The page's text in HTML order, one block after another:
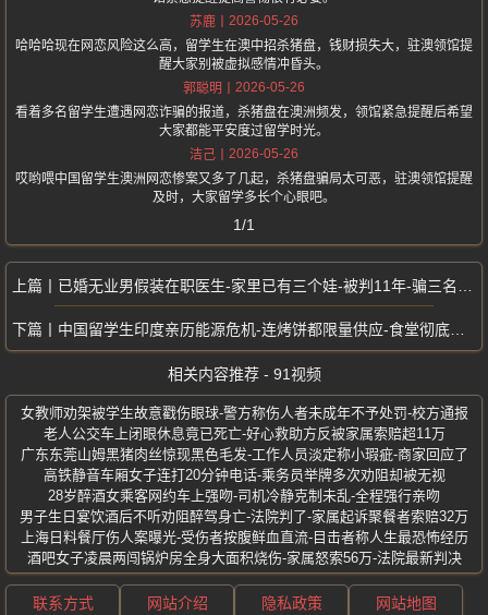
苏鹿
2026-05-26
哈哈哈现在网恋风险这么高，留学生在澳中招杀猪盘，钱财损失大，驻澳领馆提
醒大家别被虚拟感情冲昏头。
郭聪明
2026-05-26
看着多名留学生遭遇网恋诈骗的报道，杀猪盘在澳洲频发，领馆紧急提醒后希望
大家都能平安度过留学时光。
洁己
2026-05-26
哎哟喂中国留学生澳洲网恋惨案又多了几起，杀猪盘骗局太可恶，驻澳领馆提醒
及时，大家留学多长个心眼吧。
1/1
已婚无业男假装在职医生-家里已有三个娃-被判11年-骗三名女子55万
中国留学生印度亲历能源危机-连烤饼都限量供应-食堂彻底停供荤菜
相关内容推荐 - 91视频
女教师劝架被学生故意戳伤眼球-警方称伤人者未成年不予处罚-校方通报
老人公交车上闭眼休息竟已死亡-好心救助方反被家属索赔超11万
广东东莞山姆黑猪肉丝惊现黑色毛发-工作人员淡定称小瑕疵-商家回应了
高铁静音车厢女子连打20分钟电话-乘务员举牌多次劝阻却被无视
28岁醉酒女乘客网约车上强吻-司机冷静克制未乱-全程强行亲吻
男子生日宴饮酒后不听劝阻醉驾身亡-法院判了-家属起诉聚餐者索赔32万
上海日料餐厅伤人案曝光-受伤者按腹鲜血直流-目击者称人生最恐怖经历
酒吧女子凌晨两闯锅炉房全身大面积烧伤-家属怒索56万-法院最新判决
联系方式 网站介绍 隐私政策 网站地图